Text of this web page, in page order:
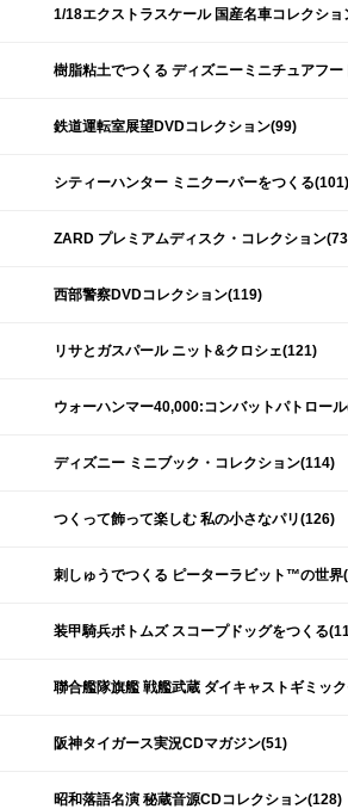
1/18エクストラスケール 国産名車コレクショ
樹脂粘土でつくる ディズニーミニチュアフー
鉄道運転室展望DVDコレクション(99)
シティーハンター ミニクーパーをつくる(101)
ZARD プレミアムディスク・コレクション
西部警察DVDコレクション(119)
リサとガスパール ニット&クロシェ(121)
ウォーハンマー40,000:コンバットパトロー
ディズニー ミニブック・コレクション(114)
つくって飾って楽しむ 私の小さなパリ(126)
刺しゅうでつくる ピーターラビット™の世界
装甲騎兵ボトムズ スコープドッグをつくる
聯合艦隊旗艦 戦艦武蔵 ダイキャストギミッ
阪神タイガース実況CDマガジン(51)
昭和落語名演 秘蔵音源CDコレクション(128)